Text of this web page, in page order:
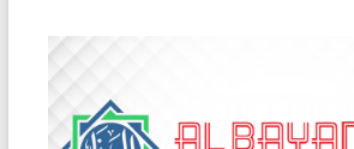
SMA
Pesantren
Unggul